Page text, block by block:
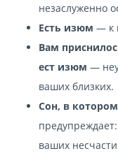
незаслуженно
Есть изюм — к
Вам
ест изюм —
ваших близких.
Сон, в
ваших